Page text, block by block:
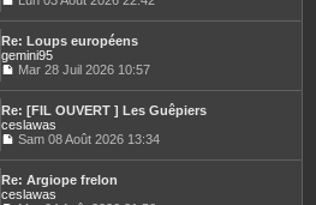
e
r
e
r
n
i
r
m
o
n
s
u
e
r
e
r
Re: Loups européens
gemini95
o
n
s
u
e
r
Mar 28 Juil 2026 10:57
Re: [FIL OUVERT ] Les Guêpiers
ceslawas
o
n
s
Sam 08 Août 2026 13:34
Re: Argiope frelon
ceslawas